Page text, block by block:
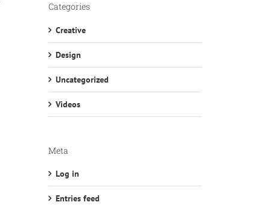
Categories
Creative
Design
Uncategorized
Videos
Meta
Log in
Entries feed